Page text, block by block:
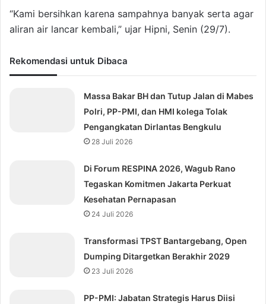
“Kami bersihkan karena sampahnya banyak serta agar
aliran air lancar kembali,” ujar Hipni, Senin (29/7).
Rekomendasi untuk Dibaca
Massa Bakar BH dan Tutup Jalan di Mabes
Polri, PP-PMI, dan HMI kolega Tolak
Pengangkatan Dirlantas Bengkulu
28 Juli 2026
Di Forum RESPINA 2026, Wagub Rano
Tegaskan Komitmen Jakarta Perkuat
Kesehatan Pernapasan
24 Juli 2026
Transformasi TPST Bantargebang, Open
Dumping Ditargetkan Berakhir 2029
23 Juli 2026
⁠PP-PMI: Jabatan Strategis Harus Diisi